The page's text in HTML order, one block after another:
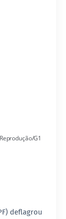
G1
deflagrou